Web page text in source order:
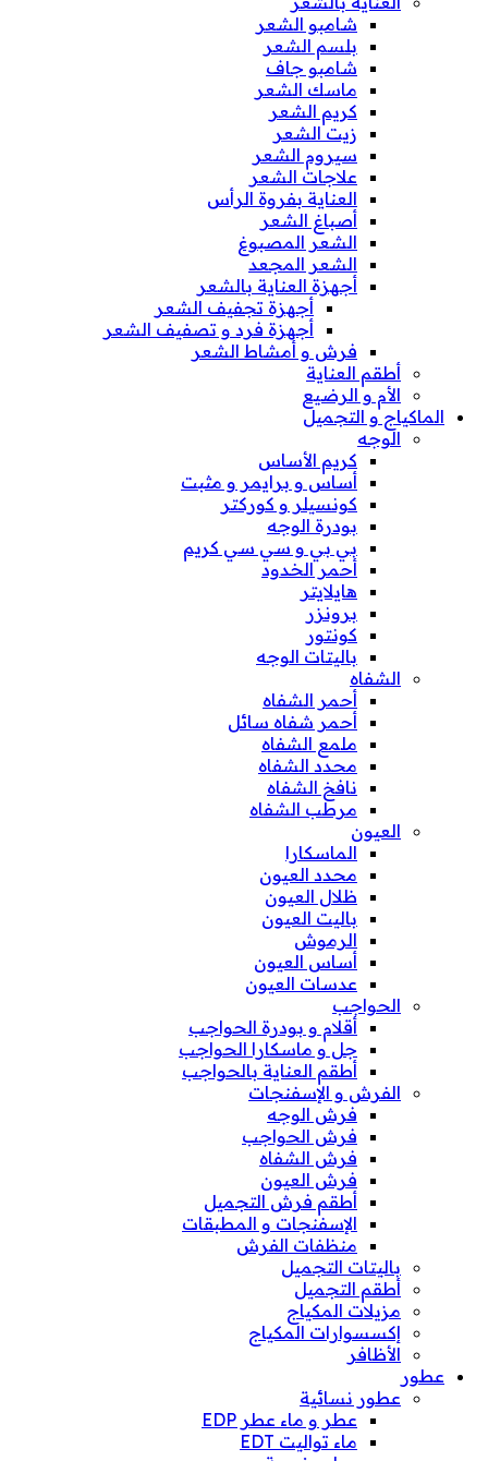
شامبو الشعر
بلسم الشعر
شامبو جاف
ماسك الشعر
كريم الشعر
زيت الشعر
سيروم الشعر
علاجات الشعر
العناية بفروة الرأس
أصباغ الشعر
الشعر المصبوغ
الشعر المجعد
أجهزة العناية بالشعر
أجهزة تجفيف الشعر
أجهزة فرد و تصفيف الشعر
فرش و أمشاط الشعر
أطقم العناية
الأم و الرضيع
الماكياج و التجميل
الوجه
كريم الأساس
أساس و برايمر و مثبت
كونسيلر و كوركتر
بودرة الوجه
بي بي و سي سي كريم
أحمر الخدود
هايلايتر
برونزر
كونتور
باليتات الوجه
الشفاه
أحمر الشفاه
أحمر شفاه سائل
ملمع الشفاه
محدد الشفاه
نافخ الشفاه
مرطب الشفاه
العيون
الماسكارا
محدد العيون
ظلال العيون
باليت العيون
الرموش
أساس العيون
عدسات العيون
الحواجب
أقلام و بودرة الحواجب
جل و ماسكارا الحواجب
أطقم العناية بالحواجب
الفرش و الإسفنجات
فرش الوجه
فرش الحواجب
فرش الشفاه
فرش العيون
أطقم فرش التجميل
الإسفنجات و المطبقات
منظفات الفرش
باليتات التجميل
أطقم التجميل
مزيلات المكياج
إكسسوارات المكياج
الأظافر
عطور
عطور نسائية
عطر و ماء عطر EDP
ماء تواليت EDT